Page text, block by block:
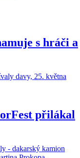
s hráči a
přilákal